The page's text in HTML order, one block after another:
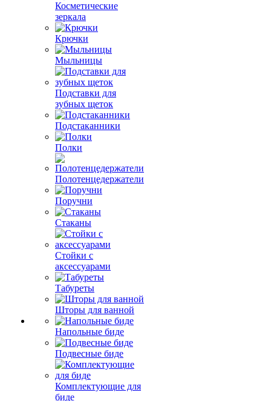
Косметические
зеркала
Крючки
Мыльницы
Подставки для
зубных щеток
Подстаканники
Полки
Полотенцедержатели
Поручни
Стаканы
Стойки с
аксессуарами
Табуреты
Шторы для ванной
Напольные биде
Подвесные биде
Комплектующие для
биде